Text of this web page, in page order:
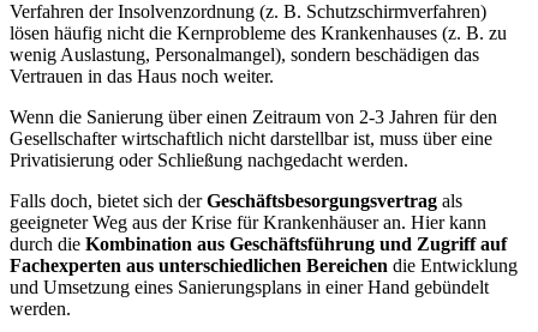
Verfahren der Insolvenzordnung (z. B. Schutzschirmverfahren)
lösen häufig nicht die Kernprobleme des Krankenhauses (z. B. zu
wenig Auslastung, Personalmangel), sondern beschädigen das
Vertrauen in das Haus noch weiter.
Wenn die Sanierung über einen Zeitraum von 2-3 Jahren für den
Gesellschafter wirtschaftlich nicht darstellbar ist, muss über eine
Privatisierung oder Schließung nachgedacht werden.
Falls doch, bietet sich derGeschäftsbesorgungsvertrag als
geeigneter Weg aus der Krise für Krankenhäuser an. Hier kann
durch die Kombination aus Geschäftsführung und Zugriff auf
Fachexperten aus unterschiedlichen Bereichen die Entwicklung
und Umsetzung eines Sanierungsplans in einer Hand gebündelt
werden.